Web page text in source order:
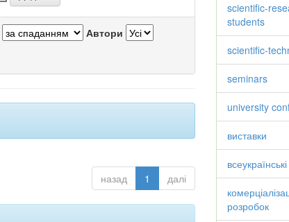
Автори
назад 1 далі
scientific-
students
scientific-
seminars
university
виставки
розробок